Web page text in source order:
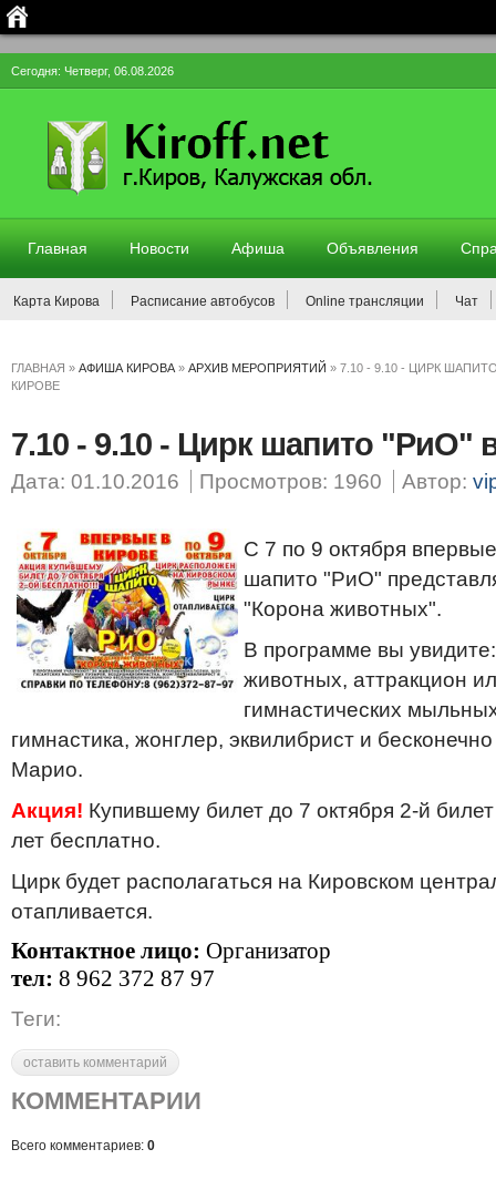
Сегодня: Четверг, 06.08.2026
Главная Новости Афиша Объявления
Карта Кирова Расписание автобусов Online трансляции Чат
ГЛАВНАЯ » АФИША КИРОВА » АРХИВ МЕРОПРИЯТИЙ » 7.10 - 9.10 - ЦИРК
КИРОВЕ
7.10 - 9.10 - Цирк шапито "РиО"
Дата: 01.10.2016 Просмотров: 1960 Автор:
С 7 по 9 октября
шапито "РиО"
"Корона животных".
В программе вы
животных, аттракцион
гимнастических
гимнастика, жонглер, эквилибрист и
Марио.
Акция! Купившему билет до 7 октября 2-й
лет бесплатно.
Цирк будет располагаться на Кировском
отапливается.
Контактное лицо: Организатор
тел: 8 962 372 87 97
Теги:
оставить комментарий
КОММЕНТАРИИ
Всего комментариев: 0